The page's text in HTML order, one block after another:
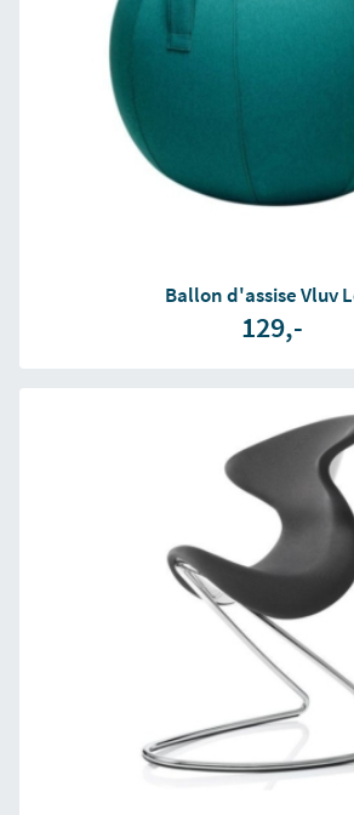
Ballon d'assise Vluv
129,-